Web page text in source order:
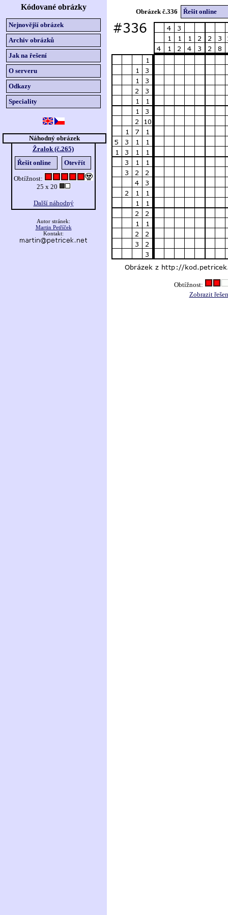
Kódované obrázky
Nejnovější obrázek
Archiv obrázků
Jak na řešení
O serveru
Odkazy
Speciality
Náhodný obrázek
Žralok (č.265)
Řešit online
Otevřít
Obtížnost:
25 x 20
Další náhodný
Autor stránek:
Martin Petříček
Kontakt:
Obrázek č.336 Řešit online
Obtížnost:
Zobrazit